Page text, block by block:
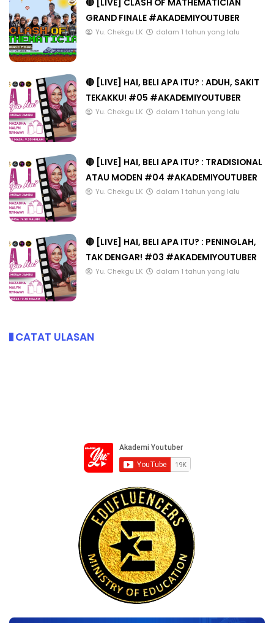
🔴 [LIVE] CLASH OF MATHEMATICIAN
GRAND FINALE #AKADEMIYOUTUBER
Yu. Chekgu LK dalam 1 tahun yang lalu
🔴 [LIVE] HAI, BELI APA ITU? : ADUH, SAKIT
TEKAKKU! #05 #AKADEMIYOUTUBER
Yu. Chekgu LK dalam 1 tahun yang lalu
🔴 [LIVE] HAI, BELI APA ITU? : TRADISIONAL
ATAU MODEN #04 #AKADEMIYOUTUBER
Yu. Chekgu LK dalam 1 tahun yang lalu
🔴 [LIVE] HAI, BELI APA ITU? : PENINGLAH,
TAK DENGAR! #03 #AKADEMIYOUTUBER
Yu. Chekgu LK dalam 1 tahun yang lalu
CATAT ULASAN